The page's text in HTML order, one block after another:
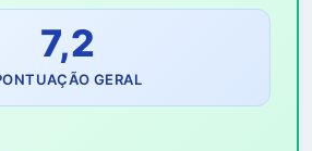
7,2
GERAL